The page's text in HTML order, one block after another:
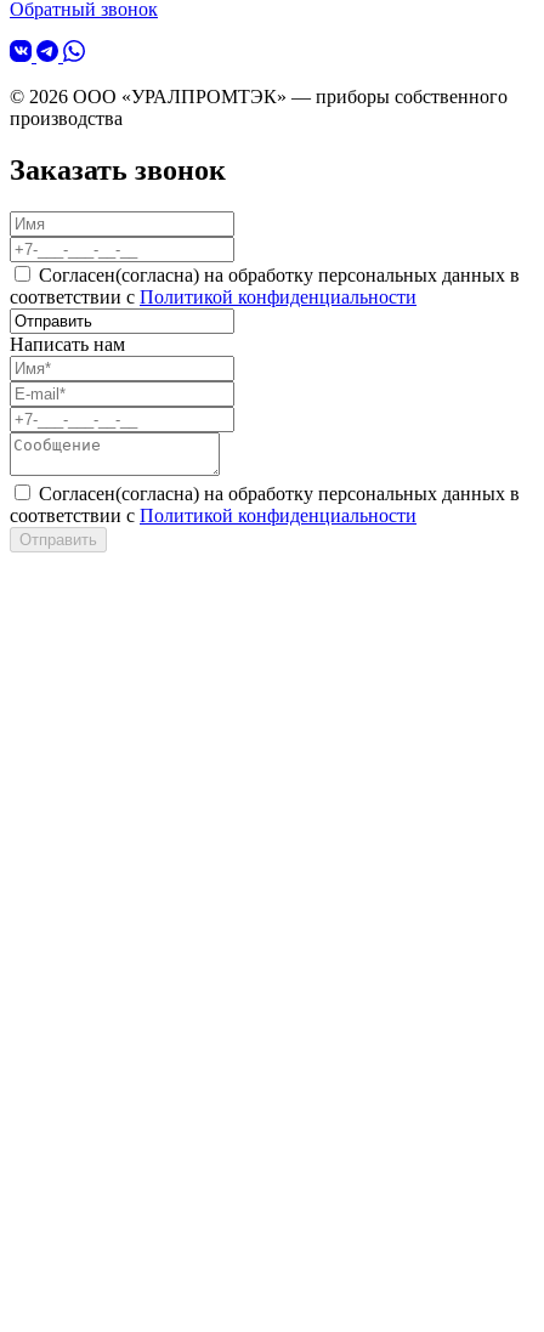
Обратный звонок
© 2026 ООО «УРАЛПРОМТЭК» — приборы собственного
производства
Заказать звонок
Согласен(согласна) на обработку персональных данных в
соответствии с Политикой конфиденциальности
Написать нам
Согласен(согласна) на обработку персональных данных в
соответствии с Политикой конфиденциальности